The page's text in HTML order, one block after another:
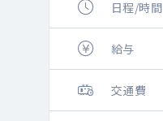
日程/時間
給与
交通費